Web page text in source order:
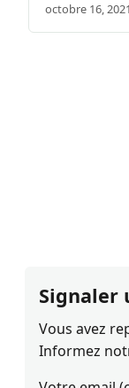
octobre 16, 2021
Signaler
Vous avez
Informez